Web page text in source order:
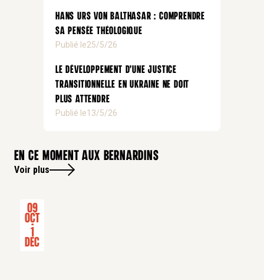
Hans Urs von Balthasar : comprendre
sa pensée théologique
Publié le25/5/26
Le développement d’une justice
transitionnelle en Ukraine ne doit
plus attendre
Publié le13/5/26
En ce moment aux bernardins
Voir plus
09
Oct
-
1
Dec